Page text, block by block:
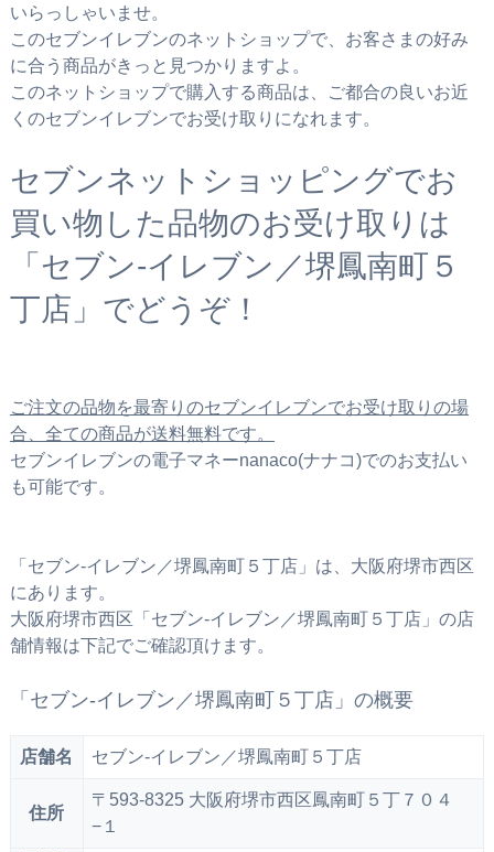
いらっしゃいませ。
このセブンイレブンのネットショップで、お客さまの好み
に合う商品がきっと見つかりますよ。
このネットショップで購入する商品は、ご都合の良いお近
くのセブンイレブンでお受け取りになれます。
セブンネットショッピングでお
買い物した品物のお受け取りは
「セブン‐イレブン／堺鳳南町５
丁店」でどうぞ！
ご注文の品物を最寄りのセブンイレブンでお受け取りの場
合、全ての商品が送料無料です。
セブンイレブンの電子マネーnanaco(ナナコ)でのお支払い
も可能です。
「セブン‐イレブン／堺鳳南町５丁店」は、大阪府堺市西区
にあります。
大阪府堺市西区「セブン‐イレブン／堺鳳南町５丁店」の店
舗情報は下記でご確認頂けます。
「セブン‐イレブン／堺鳳南町５丁店」の概要
店舗名 セブン‐イレブン／堺鳳南町５丁店
住所
〒593-8325 大阪府堺市西区鳳南町５丁７０４
−１